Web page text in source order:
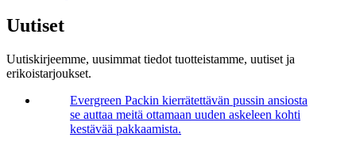
Uutiset
Uutiskirjeemme, uusimmat tiedot tuotteistamme, uutiset ja
erikoistarjoukset.
Evergreen Packin kierrätettävän pussin ansiosta
se auttaa meitä ottamaan uuden askeleen kohti
kestävää pakkaamista.